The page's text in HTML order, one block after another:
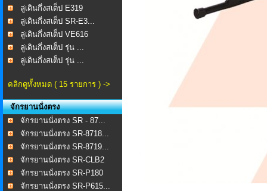
ลู่เดินกึ่งสเต็ป E319
ลู่เดินกึ่งสเต็ป SR-E3...
ลู่เดินกึ่งสเต็ป VE616
ลู่เดินกึ่งสเต็ป รุ่น ...
ลู่เดินกึ่งสเต็ป รุ่น ...
คลิกดูทั้งหมด ( 15 รายการ ) ->
จักรยานนั่งตรง
จักรยานนั่งตรง SR - 87...
จักรยานนั่งตรง SR-8718...
จักรยานนั่งตรง SR-8719...
จักรยานนั่งตรง SR-CLB2
จักรยานนั่งตรง SR-P180
จักรยานนั่งตรง SR-P615...